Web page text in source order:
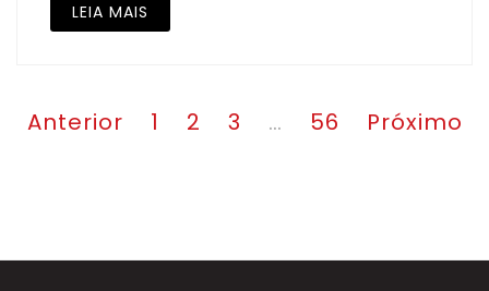
LEIA MAIS
deAnterior Página
1 Página
2 Página
3 … Página
56 Próximo